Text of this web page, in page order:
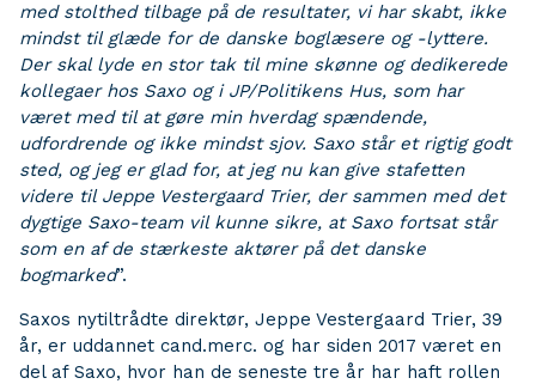
med stolthed tilbage på de resultater, vi har skabt, ikke
mindst til glæde for de danske boglæsere og -lyttere.
Der skal lyde en stor tak til mine skønne og dedikerede
kollegaer hos Saxo og i JP/Politikens Hus, som har
været med til at gøre min hverdag spændende,
udfordrende og ikke mindst sjov. Saxo står et rigtig godt
sted, og jeg er glad for, at jeg nu kan give stafetten
videre til Jeppe Vestergaard Trier, der sammen med det
dygtige Saxo-team vil kunne sikre, at Saxo fortsat står
som en af de stærkeste aktører på det danske
bogmarked”.
Saxos nytiltrådte direktør, Jeppe Vestergaard Trier, 39
år, er uddannet cand.merc. og har siden 2017 været en
del af Saxo, hvor han de seneste tre år har haft rollen